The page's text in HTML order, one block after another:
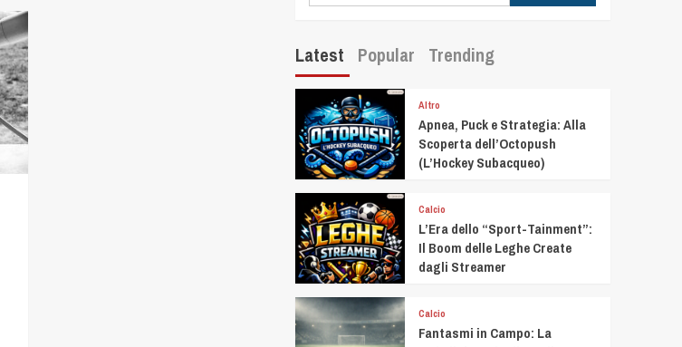
Latest Popular Trending
Altro
Apnea, Puck e Strategia: Alla
Scoperta dell’Octopush
(L’Hockey Subacqueo)
Calcio
L’Era dello “Sport-Tainment”:
Il Boom delle Leghe Create
dagli Streamer
Calcio
Fantasmi in Campo: La